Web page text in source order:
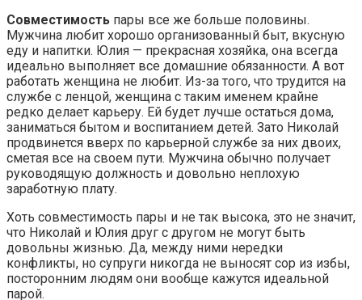
Совместимость пары все же больше половины.
Мужчина любит хорошо организованный быт, вкусную
еду и напитки. Юлия — прекрасная хозяйка, она всегда
идеально выполняет все домашние обязанности. А вот
работать женщина не любит. Из-за того, что трудится на
службе с ленцой, женщина с таким именем крайне
редко делает карьеру. Ей будет лучше остаться дома,
заниматься бытом и воспитанием детей. Зато Николай
продвинется вверх по карьерной службе за них двоих,
сметая все на своем пути. Мужчина обычно получает
руководящую должность и довольно неплохую
заработную плату.
Хоть совместимость пары и не так высока, это не значит,
что Николай и Юлия друг с другом не могут быть
довольны жизнью. Да, между ними нередки
конфликты, но супруги никогда не выносят сор из избы,
посторонним людям они вообще кажутся идеальной
парой.